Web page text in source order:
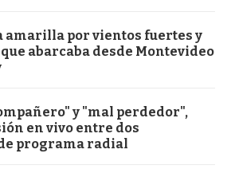
amarilla por vientos fuertes y
abarcaba desde Montevideo
y "mal perdedor",
en vivo entre dos
programa radial